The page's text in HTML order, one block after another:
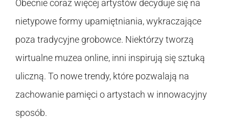
Obecnie coraz więcej artystów decyduje się na
nietypowe formy upamiętniania, wykraczające
poza tradycyjne grobowce. Niektórzy tworzą
wirtualne muzea online, inni inspirują się sztuką
uliczną. To nowe trendy, które pozwalają na
zachowanie pamięci o artystach w innowacyjny
sposób.